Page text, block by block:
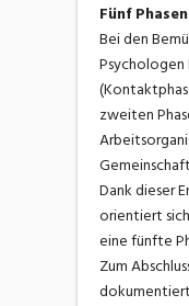
Fünf
Bei den
Psychologen
zweiten
Dank dieser
orientiert
eine fünfte
Zum